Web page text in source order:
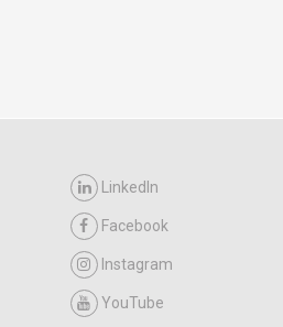
LinkedIn
Facebook
Instagram
YouTube